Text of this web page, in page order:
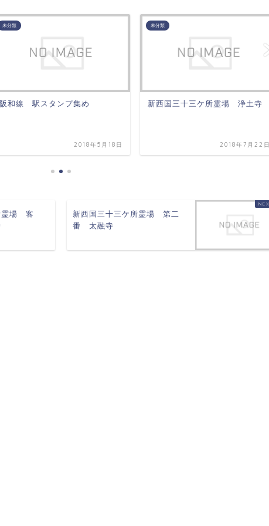
未分類
阪和線 駅スタンプ集め
2018年5月18日
未分類
新西国三十三ケ所霊場 浄土寺
2018年7月22日
霊場 客
新西国三十三ケ所霊場 第二
番 太融寺